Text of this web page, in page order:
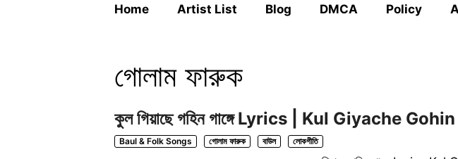
Home Artist List Blog DMCA Policy
গোলাম ফারুক
কুল গিয়াছে গহিন গাঙ্গে Lyrics | Kul Giyache
Baul & Folk Songs গোলাম ফারুক বাউল লোকগীতি